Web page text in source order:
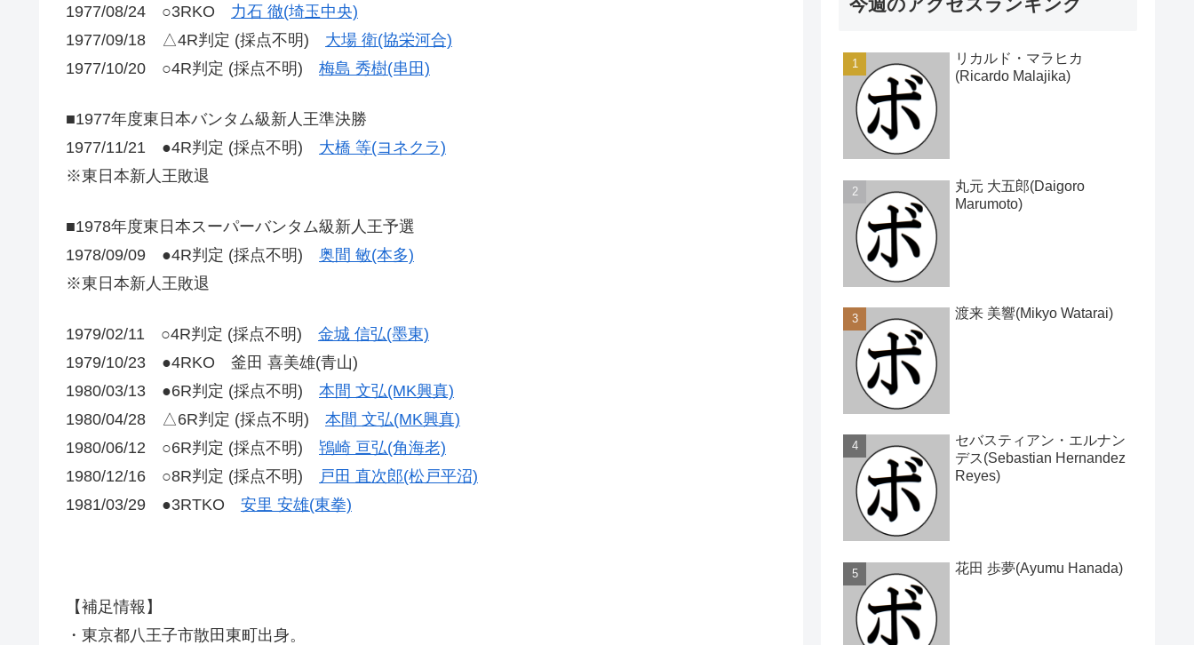
1977/08/24 ○3RKO 力石 徹(埼玉中央)
1977/09/18 △4R判定 (採点不明) 大場 衛(協栄河合)
1977/10/20 ○4R判定 (採点不明) 梅島 秀樹(串田)
■1977年度東日本バンタム級新人王準決勝
1977/11/21 ●4R判定 (採点不明) 大橋 等(ヨネクラ)
※東日本新人王敗退
■1978年度東日本スーパーバンタム級新人王予選
1978/09/09 ●4R判定 (採点不明) 奥間 敏(本多)
※東日本新人王敗退
1979/02/11 ○4R判定 (採点不明) 金城 信弘(墨東)
1979/10/23 ●4RKO 釜田 喜美雄(青山)
1980/03/13 ●6R判定 (採点不明) 本間 文弘(MK興真)
1980/04/28 △6R判定 (採点不明) 本間 文弘(MK興真)
1980/06/12 ○6R判定 (採点不明) 鴇崎 亘弘(角海老)
1980/12/16 ○8R判定 (採点不明)
戸田 直次郎(松戸平沼)
1981/03/29 ●3RTKO 安里 安雄(東拳)
【補足情報】
・東京都八王子市散田東町出身。
今週のアクセスランキング
リカルド・マラヒカ
(Ricardo Malajika)
丸元 大五郎(Daigoro
Marumoto)
渡来 美響(Mikyo Watarai)
セバスティアン・エルナン
デス(Sebastian Hernandez
Reyes)
花田 歩夢(Ayumu Hanada)